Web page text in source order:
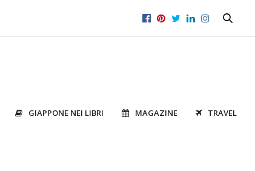
GIAPPONE NEI LIBRI MAGAZINE TRAVEL